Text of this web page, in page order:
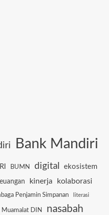
Bank Mandiri
BUMN digital ekosistem
kinerja kolaborasi
Penjamin Simpanan literasi
Muamalat DIN nasabah